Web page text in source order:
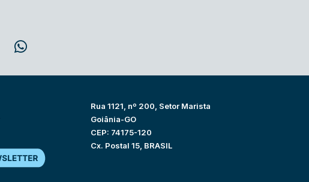
Rua 1121, nº 200, Setor Marista
Goiânia-GO
CEP: 74175-120
Cx. Postal 15, BRASIL